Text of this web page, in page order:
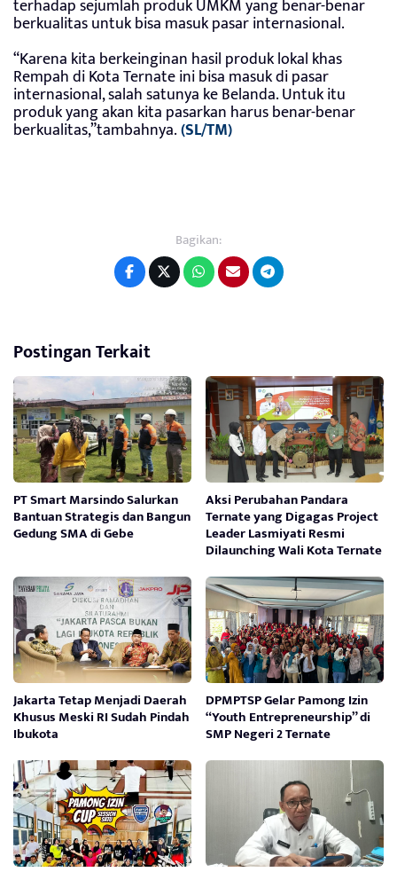
terhadap sejumlah produk UMKM yang benar-benar
berkualitas untuk bisa masuk pasar internasional.
“Karena kita berkeinginan hasil produk lokal khas
Rempah di Kota Ternate ini bisa masuk di pasar
internasional, salah satunya ke Belanda. Untuk itu
produk yang akan kita pasarkan harus benar-benar
berkualitas,”tambahnya.(SL/TM)
Bagikan:
Postingan Terkait
PT Smart Marsindo Salurkan
Bantuan Strategis dan Bangun
Gedung SMA di Gebe
Aksi Perubahan Pandara
Ternate yang Digagas Project
Leader Lasmiyati Resmi
Dilaunching Wali Kota Ternate
Jakarta Tetap Menjadi Daerah
Khusus Meski RI Sudah Pindah
Ibukota
DPMPTSP Gelar Pamong Izin
“Youth Entrepreneurship” di
SMP Negeri 2 Ternate